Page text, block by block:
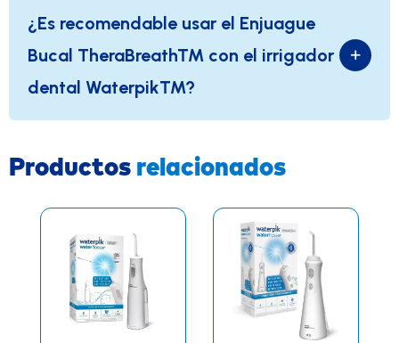
¿Es recomendable usar el Enjuague
Bucal TheraBreath™ con el irrigador
dental Waterpik™?
Productos relacionados